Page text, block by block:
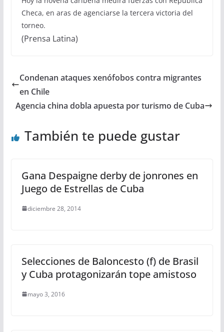
Checa, en aras de agenciarse la tercera victoria del
torneo.
(Prensa Latina)
Condenan ataques xenófobos contra migrantes
en Chile
Agencia china dobla apuesta por turismo de Cuba
También te puede gustar
Gana Despaigne derby de jonrones en
Juego de Estrellas de Cuba
diciembre 28, 2014
Selecciones de Baloncesto (f) de Brasil
y Cuba protagonizarán tope amistoso
mayo 3, 2016